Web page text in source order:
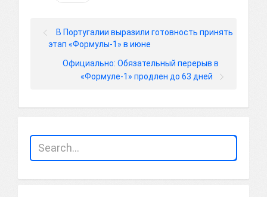
В Португалии выразили готовность принять
этап «Формулы-1» в июне
Официально: Обязательный перерыв в
«Формуле-1» продлен до 63 дней